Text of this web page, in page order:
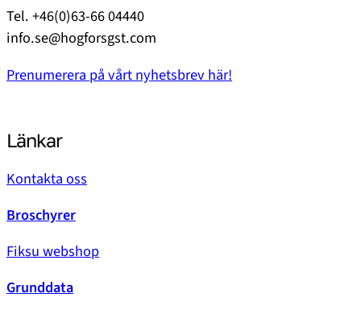
Tel. +46(0)63-66 04440
info.se@hogforsgst.com
Prenumerera på vårt nyhetsbrev här!
Länkar
Kontakta oss
Broschyrer
Fiksu webshop
Grunddata